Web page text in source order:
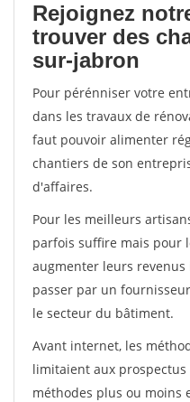
Rejoignez
trouver des
sur-jabron
Pour pérénniser votre
dans les travaux de
faut pouvoir alimenter
chantiers de son
d'affaires.
Pour les meilleurs
parfois suffire mais pour
augmenter leurs
passer par un
le secteur du bâtiment.
Avant internet, les
limitaient aux
méthodes plus ou moins